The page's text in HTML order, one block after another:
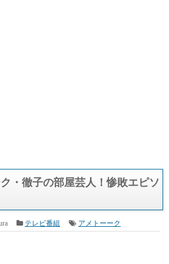
・徹子の部屋芸人！惨敗エピソ
テレビ番組 アメトーーク